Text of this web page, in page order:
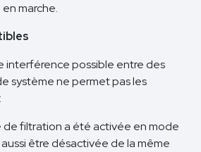
marche.
interférence possible entre des
système ne permet pas les
de filtration a été activée en mode
être désactivée de la même